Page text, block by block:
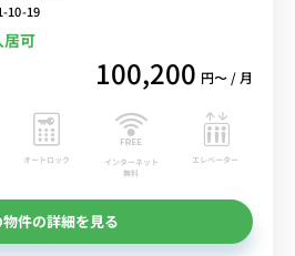
10-19
居可
100,200 円〜 / 月
オートロック
インターネット
無料
エレベーター
物件の詳細を見る